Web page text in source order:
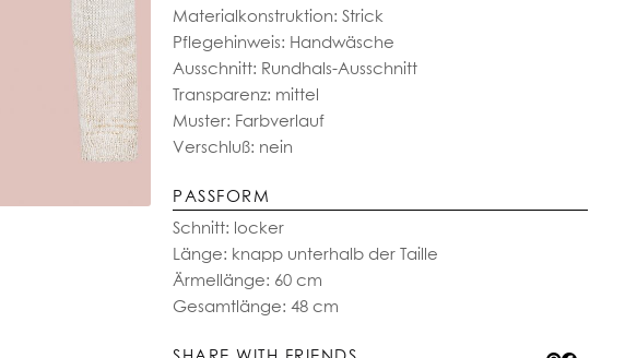
Materialkonstruktion: Strick
Pflegehinweis: Handwäsche
Ausschnitt: Rundhals-Ausschnitt
Transparenz: mittel
Muster: Farbverlauf
Verschluß: nein
PASSFORM
Schnitt: locker
Länge: knapp unterhalb der Taille
Ärmellänge: 60 cm
Gesamtlänge: 48 cm